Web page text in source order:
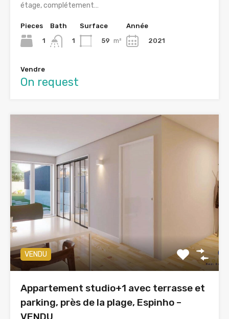
étage, complétement…
Pieces
1
Bath
1
Surface
59 m²
Année
2021
Vendre
On request
VENDU
Appartement studio+1 avec terrasse et
parking, près de la plage, Espinho –
VENDU